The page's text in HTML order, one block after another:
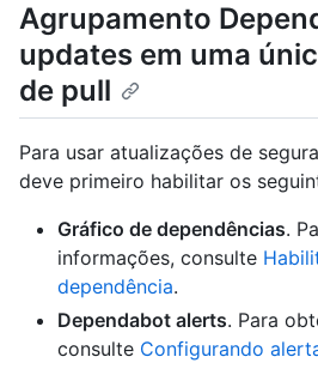
Agrupamento
updates em uma
de pull
Para usar atualizações de
deve primeiro habilitar os
Gráfico de dependências.
informações, consulte
dependência.
Dependabot alerts. Para
consulte Configurando